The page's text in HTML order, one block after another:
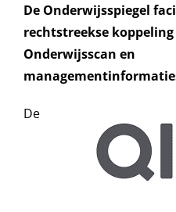
De Onderwijsspiegel
rechtstreekse koppeling
Onderwijsscan en
De